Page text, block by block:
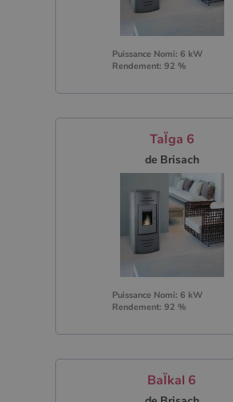
Puissance Nomi: 6 kW
Rendement: 92 %
TaÏga 6
de Brisach
Puissance Nomi: 6 kW
Rendement: 92 %
BaÏkal 6